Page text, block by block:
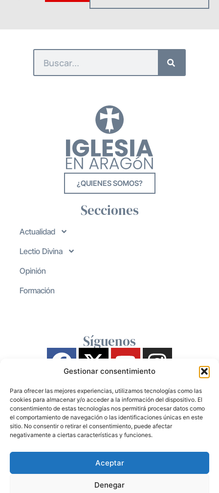
Gestionar consentimiento
Para ofrecer las mejores experiencias, utilizamos tecnologías como las
cookies para almacenar y/o acceder a la información del dispositivo. El
consentimiento de estas tecnologías nos permitirá procesar datos como
el comportamiento de navegación o las identificaciones únicas en este
sitio. No consentir o retirar el consentimiento, puede afectar
negativamente a ciertas características y funciones.
Aceptar
Denegar
¿QUIENES SOMOS?
Secciones
Actualidad
Lectio Divina
Opinión
Formación
Síguenos